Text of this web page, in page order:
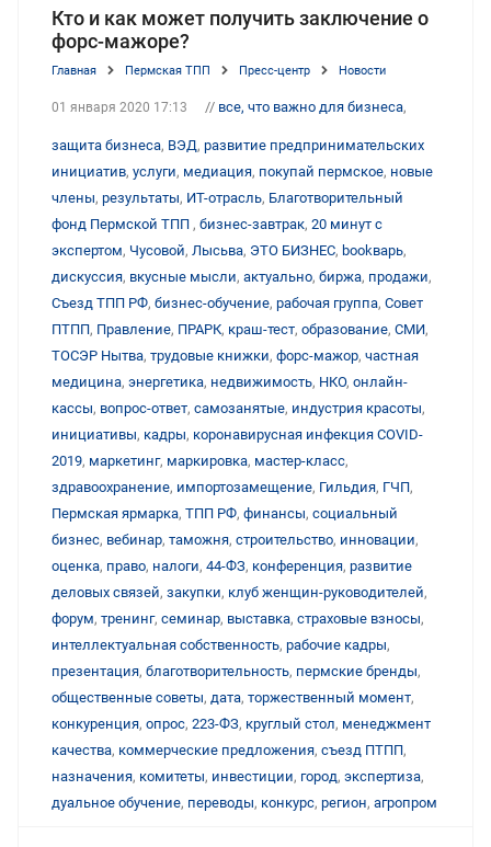
Кто и как может получить заключение о
форс-мажоре?
Главная Пермская ТПП Пресс-центр Новости
01 января 2020 17:13 // все, что важно для бизнеса,
защита бизнеса, ВЭД, развитие предпринимательских
инициатив, услуги, медиация, покупай пермское, новые
члены, результаты, ИТ-отрасль, Благотворительный
фонд Пермской ТПП , бизнес-завтрак, 20 минут с
экспертом, Чусовой, Лысьва, ЭТО БИЗНЕС, bookварь,
дискуссия, вкусные мысли, актуально, биржа, продажи,
Съезд ТПП РФ, бизнес-обучение, рабочая группа, Совет
ПТПП, Правление, ПРАРК, краш-тест, образование, СМИ,
ТОСЭР Нытва, трудовые книжки, форс-мажор, частная
медицина, энергетика, недвижимость, НКО, онлайн-
кассы, вопрос-ответ, самозанятые, индустрия красоты,
инициативы, кадры, коронавирусная инфекция COVID-
2019, маркетинг, маркировка, мастер-класс,
здравоохранение, импортозамещение, Гильдия, ГЧП,
Пермская ярмарка, ТПП РФ, финансы, социальный
бизнес, вебинар, таможня, строительство, инновации,
оценка, право, налоги, 44-ФЗ, конференция, развитие
деловых связей, закупки, клуб женщин-руководителей,
форум, тренинг, семинар, выставка, страховые взносы,
интеллектуальная собственность, рабочие кадры,
презентация, благотворительность, пермские бренды,
общественные советы, дата, торжественный момент,
конкуренция, опрос, 223-ФЗ, круглый стол, менеджмент
качества, коммерческие предложения, съезд ПТПП,
назначения, комитеты, инвестиции, город, экспертиза,
дуальное обучение, переводы, конкурс, регион, агропром